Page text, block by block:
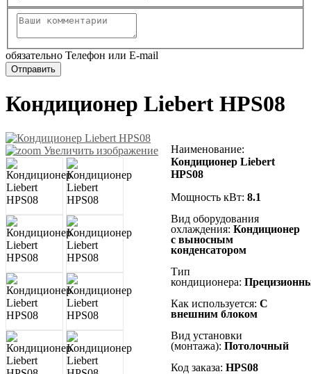
обязательно Телефон или E-mail
Кондиционер Liebert HPS08
Увеличить изображение Наименование:
Кондиционер Liebert
HPS08
Мощность кВт: 8.1
Вид оборудования
охлаждения: Кондиционер
с выносным
конденсатором
Тип
кондиционера:
Как используется: С
внешним блоком
Вид установки
(монтажа): Потолочный
Код заказа: HPS08